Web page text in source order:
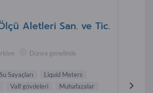
Aletleri San. ve Tic.
Dünya genelinde
Su Sayaçları
Liquid Meters
Valf gövdeleri
Muhafazalar